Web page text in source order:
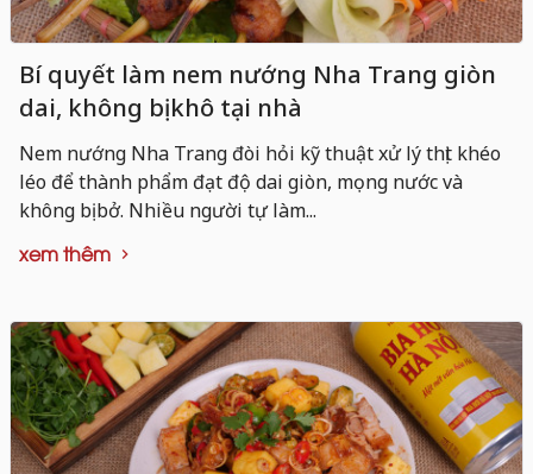
Bí quyết làm nem nướng Nha Trang giòn
dai, không bị khô tại nhà
Nem nướng Nha Trang đòi hỏi kỹ thuật xử lý thịt khéo
léo để thành phẩm đạt độ dai giòn, mọng nước và
không bị bở. Nhiều người tự làm...
xem thêm